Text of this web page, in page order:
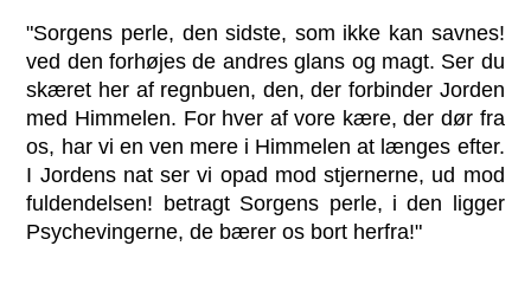
"Sorgens perle, den sidste, som ikke kan savnes!
ved den forhøjes de andres glans og magt. Ser du
skæret her af regnbuen, den, der forbinder Jorden
med Himmelen. For hver af vore kære, der dør fra
os, har vi en ven mere i Himmelen at længes efter.
I Jordens nat ser vi opad mod stjernerne, ud mod
fuldendelsen! betragt Sorgens perle, i den ligger
Psychevingerne, de bærer os bort herfra!"